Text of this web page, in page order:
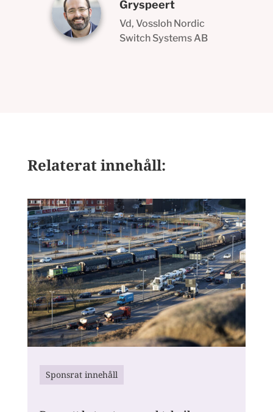
Gryspeert
Vd, Vossloh Nordic
Switch Systems AB
Relaterat innehåll:
Sponsrat innehåll